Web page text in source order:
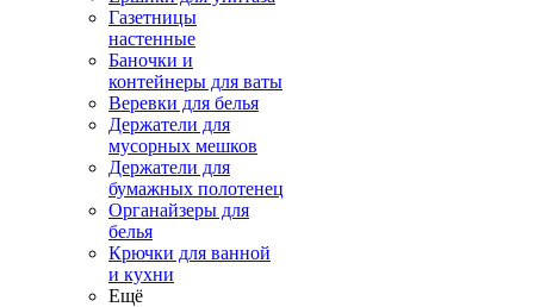
Газетницы
настенные
Баночки и
контейнеры для ваты
Веревки для белья
Держатели для
мусорных мешков
Держатели для
бумажных полотенец
Органайзеры для
белья
Крючки для ванной
и кухни
Ещё